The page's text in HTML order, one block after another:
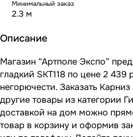
Минимальный заказ
2.3 м
Описание
Магазин “Артполе Экспо”
гладкий SKT118 по цене 2
негорючести. Заказать Карниз
другие товары из категории
доставкой на дом можно
товар в корзину и оформив